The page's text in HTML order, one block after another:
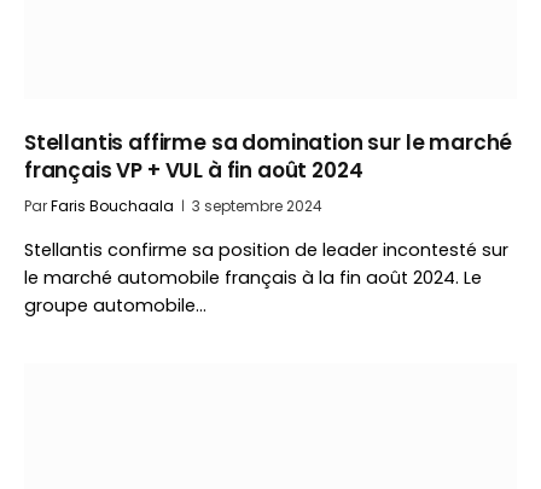
Stellantis affirme sa domination sur le marché
français VP + VUL à fin août 2024
ParFaris Bouchaala 3 septembre 2024
Stellantis confirme sa position de leader incontesté sur
le marché automobile français à la fin août 2024. Le
groupe automobile…